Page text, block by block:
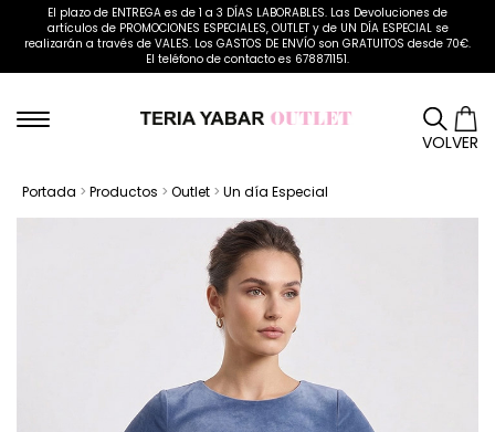
El plazo de ENTREGA es de 1 a 3 DÍAS LABORABLES. Las Devoluciones de
artículos de PROMOCIONES ESPECIALES, OUTLET y de UN DÍA ESPECIAL se
realizarán a través de VALES. Los GASTOS DE ENVÍO son GRATUITOS desde 70€.
El teléfono de contacto es 678871151.
VOLVER
Portada > Productos > Outlet > Un día Especial